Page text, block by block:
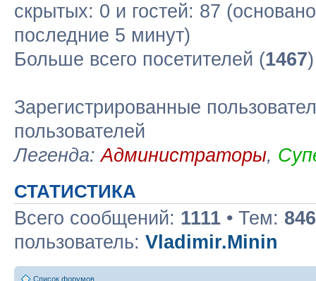
скрытых: 0 и гостей: 87
последние 5 минут)
Больше всего посетителей (1467
Зарегистрированные
пользователей
Легенда:Администраторы,
СТАТИСТИКА
Всего сообщений: 1111 • Тем: 846
пользователь: Vladimir.Minin
Список форумов